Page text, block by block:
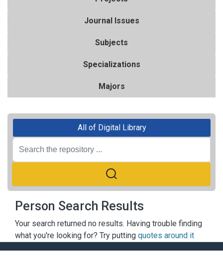
Journal Issues
Subjects
Specializations
Majors
All of Digital Library
Person Search Results
Your search returned no results. Having trouble finding
what you're looking for? Try putting quotes around it